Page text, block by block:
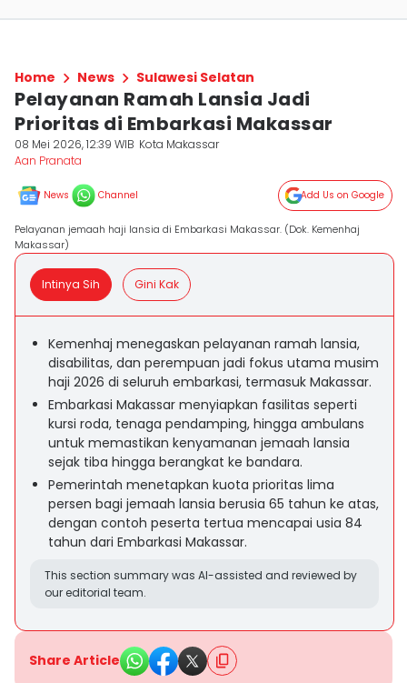
Home News Sulawesi Selatan
Pelayanan Ramah Lansia Jadi
Prioritas di Embarkasi Makassar
08 Mei 2026, 12:39 WIB Kota Makassar
Aan Pranata
News Channel Add Us on Google
Pelayanan jemaah haji lansia di Embarkasi Makassar. (Dok. Kemenhaj
Makassar)
Intinya Sih Gini Kak
Kemenhaj menegaskan pelayanan ramah lansia,
disabilitas, dan perempuan jadi fokus utama musim
haji 2026 di seluruh embarkasi, termasuk Makassar.
Embarkasi Makassar menyiapkan fasilitas seperti
kursi roda, tenaga pendamping, hingga ambulans
untuk memastikan kenyamanan jemaah lansia
sejak tiba hingga berangkat ke bandara.
Pemerintah menetapkan kuota prioritas lima
persen bagi jemaah lansia berusia 65 tahun ke atas,
dengan contoh peserta tertua mencapai usia 84
tahun dari Embarkasi Makassar.
This section summary was AI-assisted and reviewed by
our editorial team.
Share Article